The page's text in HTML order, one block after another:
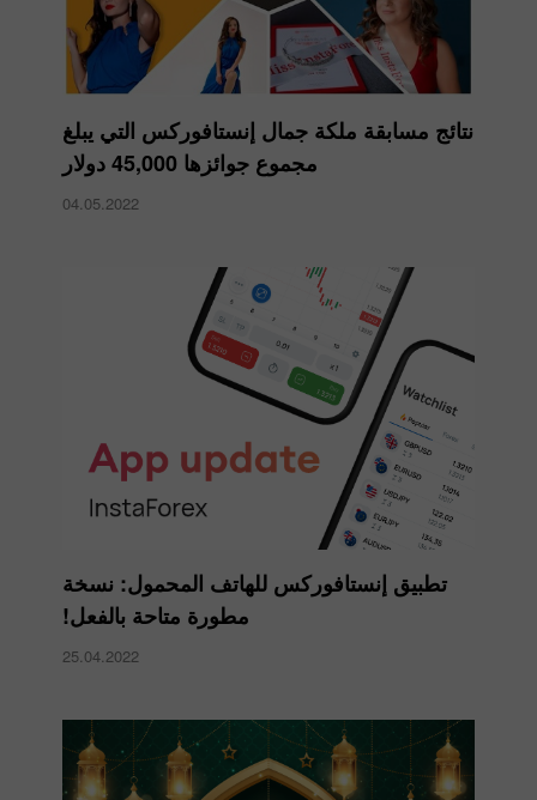
نتائج مسابقة ملكة جمال إنستافوركس التي يبلغ
مجموع جوائزها 45,000 دولار
04.05.2022
تطبيق إنستافوركس للهاتف المحمول: نسخة
مطورة متاحة بالفعل!
25.04.2022